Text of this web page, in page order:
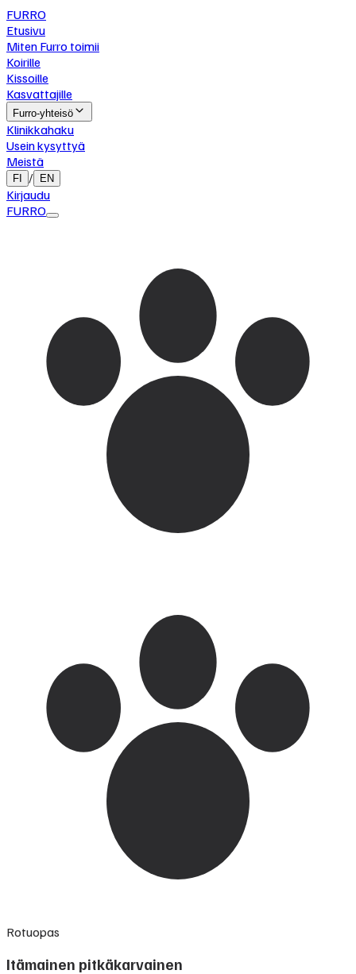
FURRO
Etusivu
Miten Furro toimii
Koirille
Kissoille
Kasvattajille
Furro-yhteisö
Klinikkahaku
Usein kysyttyä
Meistä
FI / EN
Kirjaudu
FURRO
Rotuopas
Itämainen pitkäkarvainen